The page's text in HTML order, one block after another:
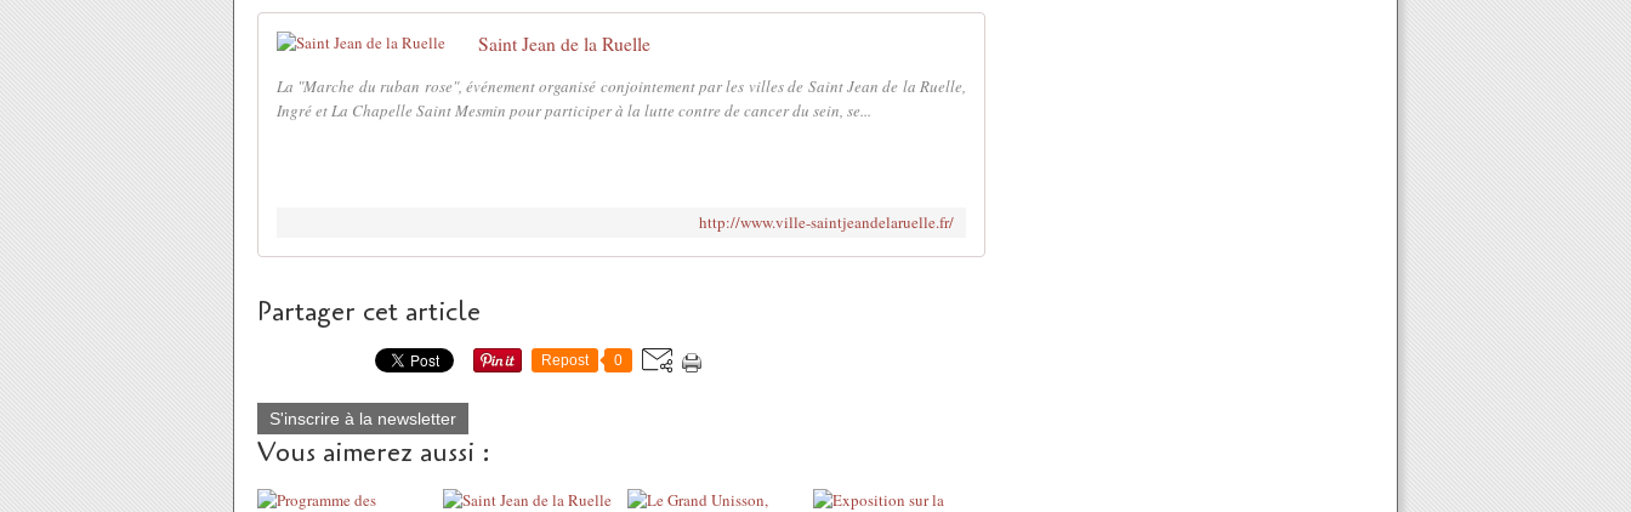
Saint Jean de la Ruelle
La "Marche du ruban rose", événement organisé conjointement par les villes de Saint Jean de la Ruelle,
Ingré et La Chapelle Saint Mesmin pour participer à la lutte contre de cancer du sein, se...
http://www.ville-saintjeandelaruelle.fr/
Partager cet article
Repost 0
S'inscrire à la newsletter
Vous aimerez aussi :